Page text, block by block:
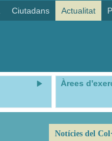
Ciutadans Actualitat
Àrees
Notícies del